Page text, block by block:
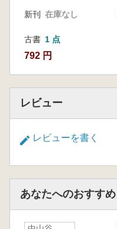
新刊 在庫なし
古書 1 点
792 円
レビュー
レビューを書く
あなたへのおすすめ